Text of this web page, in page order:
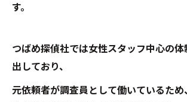
す。
つばめ探偵社では女性スタッフ中心の
出しており、
元依頼者が調査員として働いているた